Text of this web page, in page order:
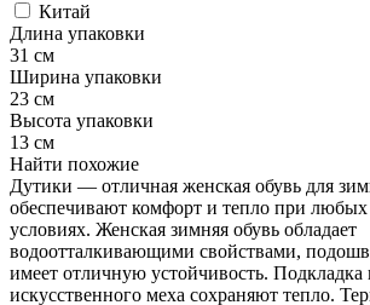
Китай
Длина упаковки
31 см
Ширина упаковки
23 см
Высота упаковки
13 см
Найти похожие
Дутики — отличная женская обувь для
обеспечивают комфорт и тепло при
условиях. Женская зимняя обувь обладает
водоотталкивающими свойствами,
имеет отличную устойчивость. Подкладка
искусственного меха сохраняют тепло.